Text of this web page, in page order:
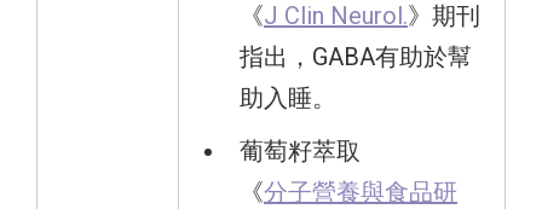
《J Clin Neurol.》期刊
指出，GABA有助於幫
助入睡。
葡萄籽萃取
《分子營養與食品研